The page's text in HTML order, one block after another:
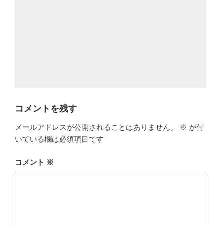
コメントを残す
メールアドレスが公開されることはありません。 ※ が付
いている欄は必須項目です
コメント ※